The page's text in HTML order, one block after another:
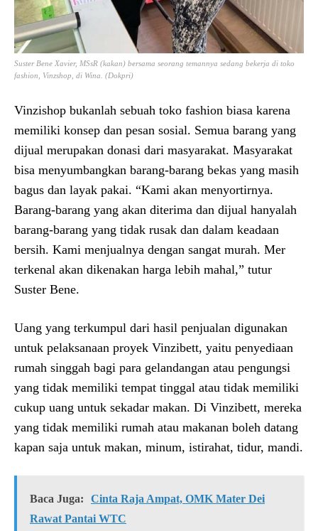
Suster Bene Xavier, MSsR (kakan) bersama seorang temannya sedang bekerja di toko
fashion, Vinzshop, di Wina. (Dokpri)
Vinzishop bukanlah sebuah toko fashion biasa karena
memiliki konsep dan pesan sosial. Semua barang yang
dijual merupakan donasi dari masyarakat. Masyarakat
bisa menyumbangkan barang-barang bekas yang masih
bagus dan layak pakai. “Kami akan menyortirnya.
Barang-barang yang akan diterima dan dijual hanyalah
barang-barang yang tidak rusak dan dalam keadaan
bersih. Kami menjualnya dengan sangat murah. Mer
terkenal akan dikenakan harga lebih mahal,” tutur
Suster Bene.
Uang yang terkumpul dari hasil penjualan digunakan
untuk pelaksanaan proyek Vinzibett, yaitu penyediaan
rumah singgah bagi para gelandangan atau pengungsi
yang tidak memiliki tempat tinggal atau tidak memiliki
cukup uang untuk sekadar makan. Di Vinzibett, mereka
yang tidak memiliki rumah atau makanan boleh datang
kapan saja untuk makan, minum, istirahat, tidur, mandi.
Baca Juga:
Cinta Raja Ampat, OMK Mater Dei
Rawat Pantai WTC